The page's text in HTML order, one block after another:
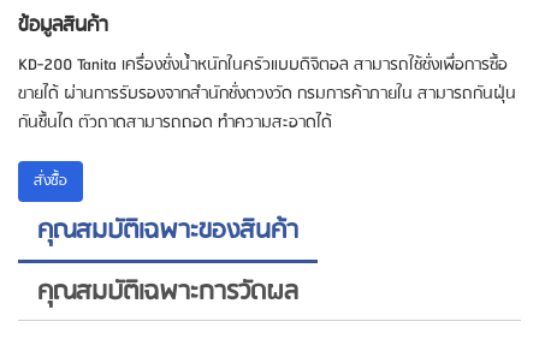
ข้อมูลสินค้า
KD-200 Tanita เครื่องชั่งน้ำหนักในครัวแบบดิจิตอล สามารถใช้ชั่งเพื่อการซื้อ
ขายได้ ผ่านการรับรองจากสำนักชั่งตวงวัด กรมการค้าภายใน สามารถกันฝุ่น
กันชื้นได ตัวถาดสามารถถอด ทำความสะอาดได้
สั่งซื้้อ
คุณสมบัติเฉพาะของสินค้า
คุณสมบัติเฉพาะการวัดผล